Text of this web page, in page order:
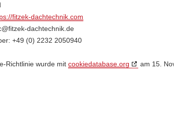
fitzek-dachtechnik.com
dachtechnik.de
+49 (0) 2232 2050940
Richtlinie wurde mitcookiedatabase.org am 15.